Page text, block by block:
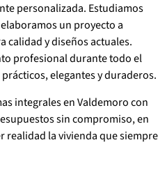
personalizada. Estudiamos
un proyecto a
calidad y diseños actuales.
profesional durante todo el
elegantes y duraderos.
integrales en Valdemoro con
sin compromiso, en
realidad la vivienda que siempre